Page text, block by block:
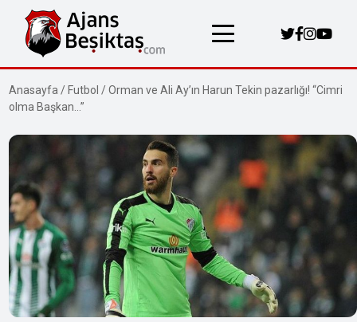
Anasayfa / Futbol /Orman ve Ali Ay’ın Harun Tekin pazarlığı! “Cimri
olma Başkan…”